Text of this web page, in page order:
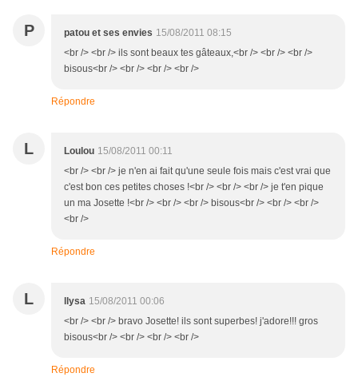
P patou et ses envies 15/08/2011 08:15
<br /> <br /> ils sont beaux tes gâteaux,<br /> <br /> <br />
bisous<br /> <br /> <br /> <br />
Répondre
L Loulou 15/08/2011 00:11
<br /> <br /> je n'en ai fait qu'une seule fois mais c'est vrai que
c'est bon ces petites choses !<br /> <br /> <br /> je t'en pique
un ma Josette !<br /> <br /> <br /> bisous<br /> <br /> <br />
<br />
Répondre
L llysa 15/08/2011 00:06
<br /> <br /> bravo Josette! ils sont superbes! j'adore!!! gros
bisous<br /> <br /> <br /> <br />
Répondre